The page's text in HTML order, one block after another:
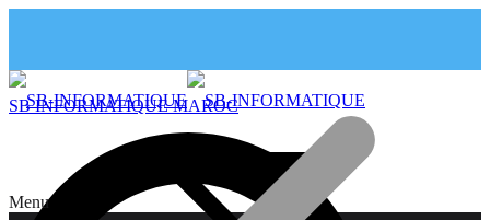
Menu
SB INFORMATIQUE MAROC